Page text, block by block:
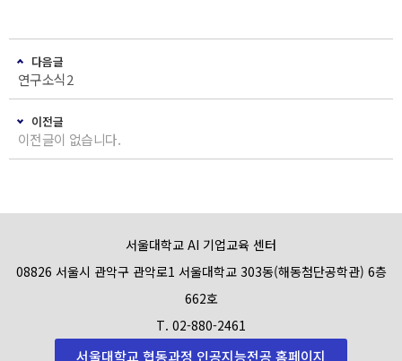
다음글
연구소식2
이전글
이전글이 없습니다.
서울대학교 AI 기업교육 센터
08826 서울시 관악구 관악로1 서울대학교 303동(해동첨단공학관) 6층
662호
T. 02-880-2461
서울대학교 협동과정 인공지능전공 홈페이지